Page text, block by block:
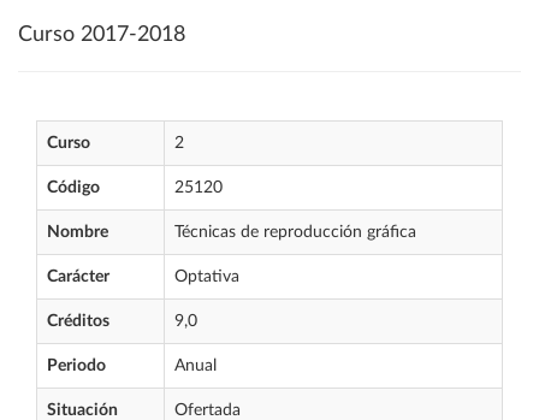
Curso 2017-2018
Curso 2
Código 25120
Nombre Técnicas de reproducción gráfica
Carácter Optativa
Créditos 9,0
Periodo Anual
Situación Ofertada